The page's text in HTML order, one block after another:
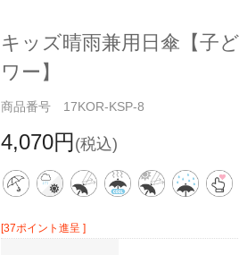
キッズ晴雨兼用日傘【子
ワー】
商品番号 17KOR-KSP-8
4,070円 (税込)
[37ポイント進呈 ]